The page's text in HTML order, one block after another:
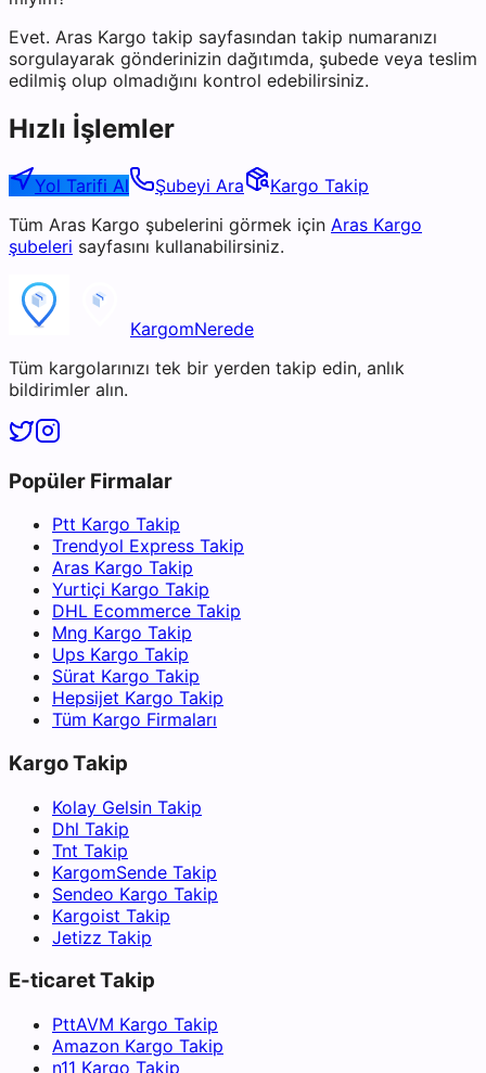
Evet. Aras Kargo takip sayfasından takip numaranızı
sorgulayarak gönderinizin dağıtımda, şubede veya teslim
edilmiş olup olmadığını kontrol edebilirsiniz.
Hızlı İşlemler
Yol Tarifi Al Şubeyi Ara
Kargo Takip
Tüm Aras Kargo şubelerini görmek için Aras Kargo
şubeleri sayfasını kullanabilirsiniz.
KargomNerede
Tüm kargolarınızı tek bir yerden takip edin, anlık
bildirimler alın.
Popüler Firmalar
Ptt Kargo Takip
Trendyol Express Takip
Aras Kargo Takip
Yurtiçi Kargo Takip
DHL Ecommerce Takip
Mng Kargo Takip
Ups Kargo Takip
Sürat Kargo Takip
Hepsijet Kargo Takip
Tüm Kargo Firmaları
Kargo Takip
Kolay Gelsin Takip
Dhl Takip
Tnt Takip
KargomSende Takip
Sendeo Kargo Takip
Kargoist Takip
Jetizz Takip
E-ticaret Takip
PttAVM Kargo Takip
Amazon Kargo Takip
n11 Kargo Takip